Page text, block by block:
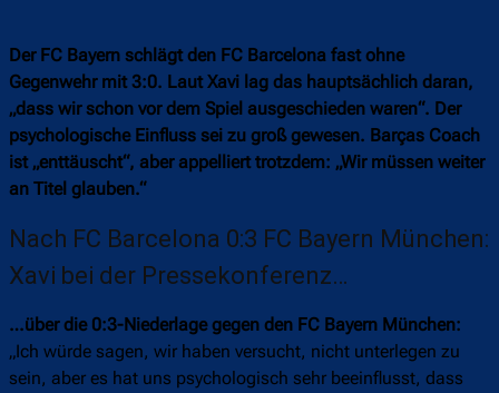
Der FC Bayern schlägt den FC Barcelona fast ohne
Gegenwehr mit 3:0. Laut Xavi lag das hauptsächlich daran,
„dass wir schon vor dem Spiel ausgeschieden waren“. Der
psychologische Einfluss sei zu groß gewesen. Barças Coach
ist „enttäuscht“, aber appelliert trotzdem: „Wir müssen weiter
an Titel glauben.“
Nach FC Barcelona 0:3 FC Bayern München:
Xavi bei der Pressekonferenz…
…über die 0:3-Niederlage gegen den FC Bayern München:
„Ich würde sagen, wir haben versucht, nicht unterlegen zu
sein, aber es hat uns psychologisch sehr beeinflusst, dass